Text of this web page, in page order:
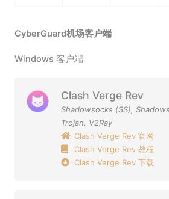
CyberGuard机场客户端
Windows 客户端
Clash Verge Rev
Shadowsocks (SS),
Trojan, V2Ray
Clash Verge Rev 官网
Clash Verge Rev 教程
Clash Verge Rev 下载